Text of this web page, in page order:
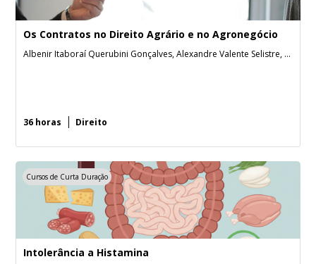
Os Contratos no Direito Agrário e no Agronegócio
Albenir Itaboraí Querubini Gonçalves, Alexandre Valente Selistre, Arnaldo Rizzardo Filho, Guilherme das Neves Medeiros, José Bráulio Petry Fonseca
36 horas Direito
Cursos de Curta Duração
Intolerância a Histamina